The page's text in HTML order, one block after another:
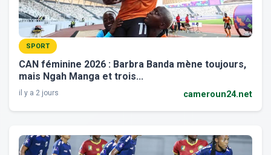
SPORT
CAN féminine 2026 : Barbra Banda mène toujours,
mais Ngah Manga et trois...
il y a 2 jours cameroun24.net